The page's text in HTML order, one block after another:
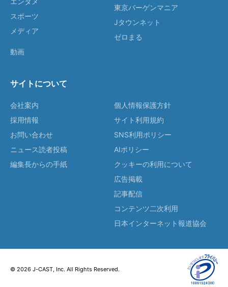
スポーツ
メディア
動画
東京バーゲンマニア
Jタウンネット
ゼロまる
サイトについて
会社案内
採用情報
お問い合わせ
ニュース読者投稿
編集長からの手紙
個人情報保護方針
サイト利用規約
SNS利用ポリシー
AIポリシー
クッキーの利用について
広告掲載
記事配信
コンテンツ二次利用
日本インターネット報道協会
© 2026 J-CAST, Inc. All Rights Reserved.